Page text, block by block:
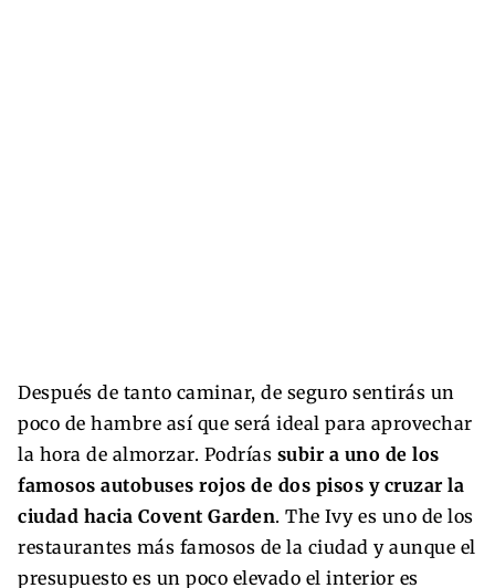
Después de tanto caminar, de seguro sentirás un
poco de hambre así que será ideal para aprovechar
la hora de almorzar. Podrías subir a uno de los
famosos autobuses rojos de dos pisos y cruzar la
ciudad hacia Covent Garden. The Ivy es uno de los
restaurantes más famosos de la ciudad y aunque el
presupuesto es un poco elevado el interior es